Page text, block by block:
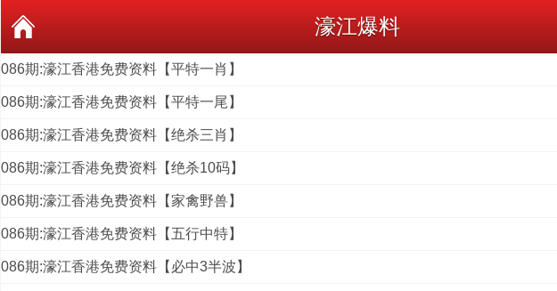
濠江爆料
086期:濠江香港免费资料【平特一肖】
086期:濠江香港免费资料【平特一尾】
086期:濠江香港免费资料【绝杀三肖】
086期:濠江香港免费资料【绝杀10码】
086期:濠江香港免费资料【家禽野兽】
086期:濠江香港免费资料【五行中特】
086期:濠江香港免费资料【必中3半波】